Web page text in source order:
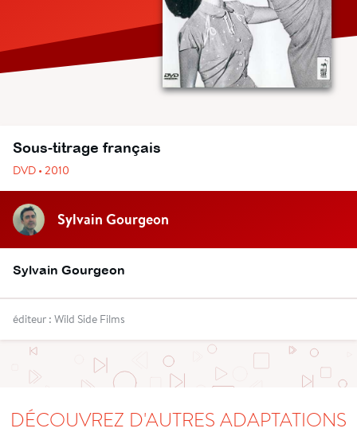
Sous-titrage français
DVD • 2010
Sylvain Gourgeon
Sylvain Gourgeon
éditeur : Wild Side Films
DÉCOUVREZ D'AUTRES ADAPTATIONS